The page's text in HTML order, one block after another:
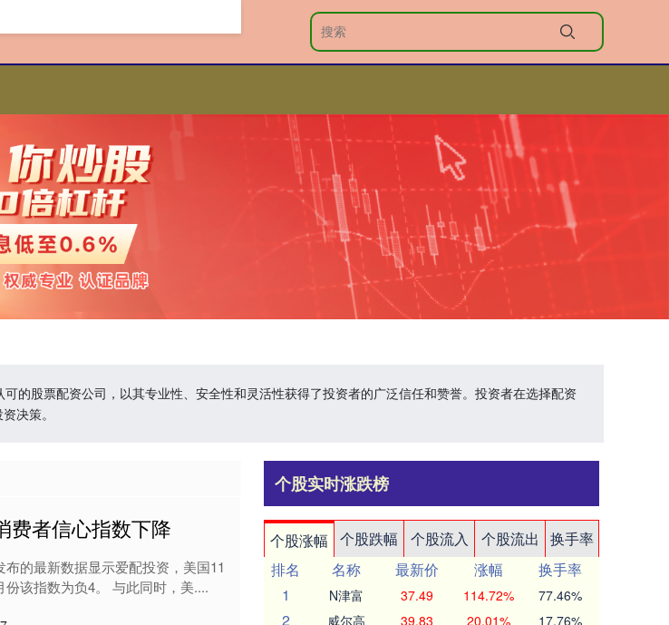
的股票配资公司，以其专业性、安全性和灵活性获得了投资者的广泛信任和赞誉。投资者在选择配资
决策。
费者信心指数下降
的最新数据显示爱配投资，美国11
该指数为负4。 与此同时，美....
个股实时涨跌榜
个股涨幅 个股跌幅 个股流入 个股流出
换手率
排名
名称 最新价 涨幅
换手率
1
N津富 37.49 114.72% 77.46%
2 威尔高 39.83 20.01% 17.76%